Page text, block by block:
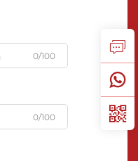
0/100
0/100